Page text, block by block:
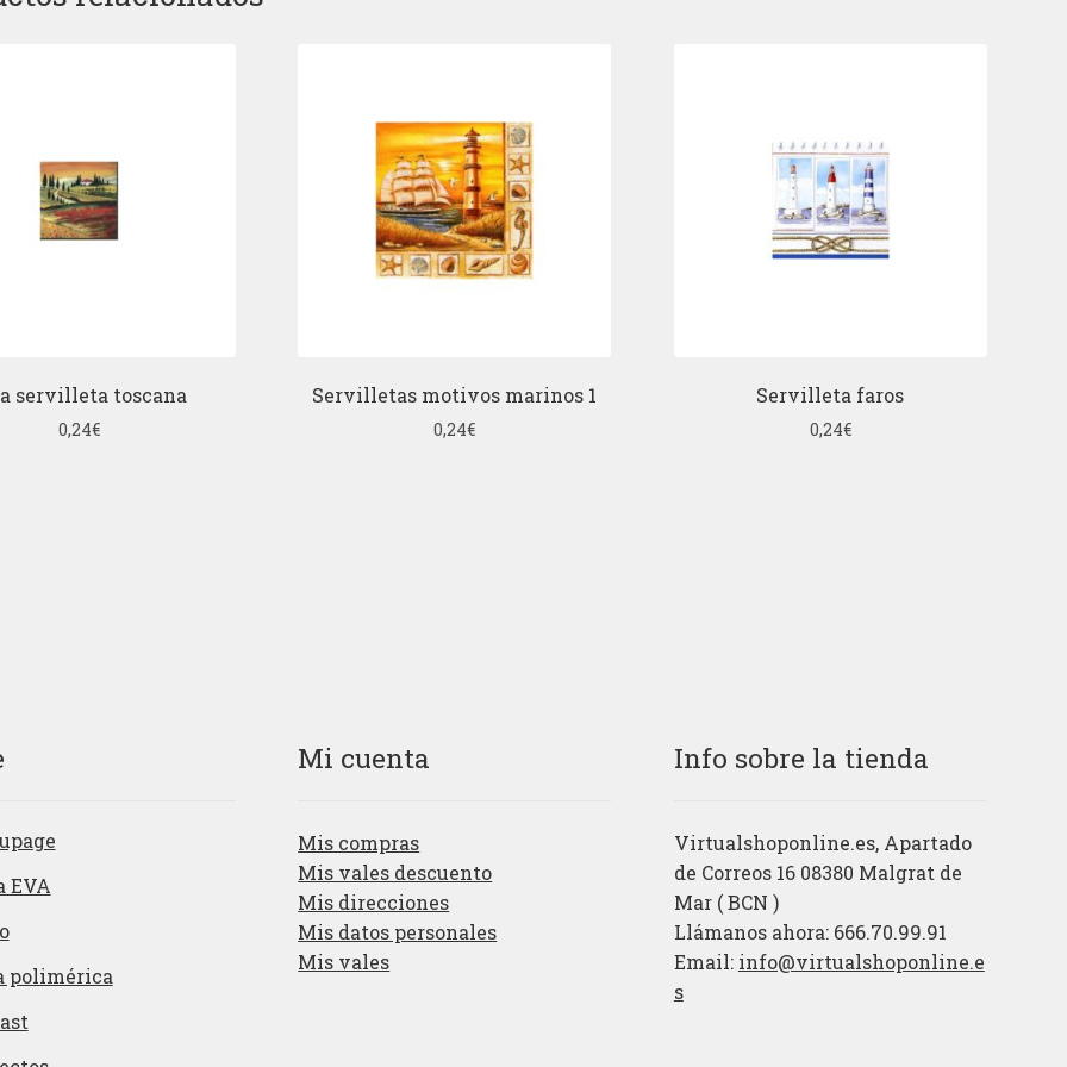
servilleta toscana
0,24€
Servilletas motivos marinos 1
0,24€
Servilleta faros
0,24€
EVA
polimérica
Mi cuenta
Mis compras
Mis vales descuento
Mis direcciones
Mis datos personales
Mis vales
Info sobre la tienda
Virtualshoponline.es, Apartado
de Correos 16 08380 Malgrat de
Mar ( BCN )
Llámanos ahora: 666.70.99.91
Email: info@virtualshoponline.e
s